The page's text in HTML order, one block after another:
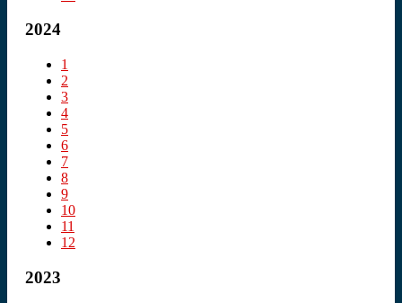
2024
1
2
3
4
5
6
7
8
9
10
11
12
2023